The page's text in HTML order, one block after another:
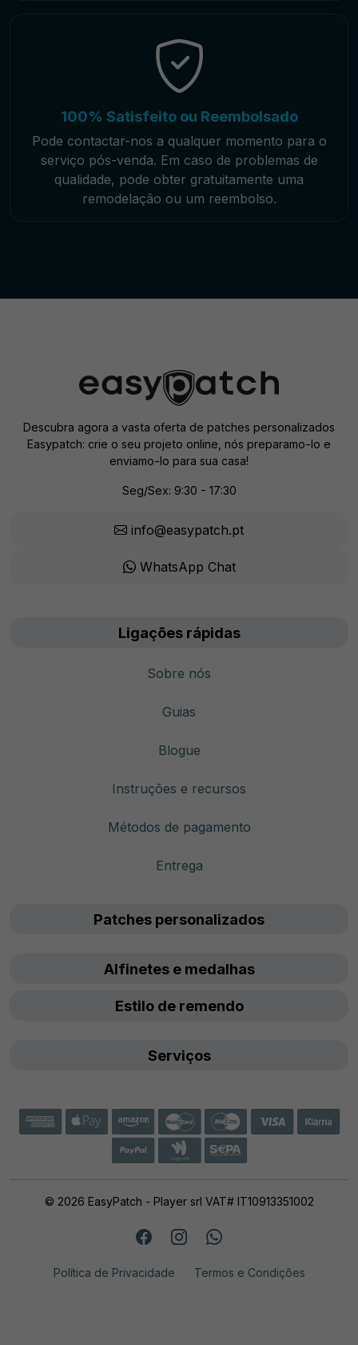
100% Satisfeito ou Reembolsado
Pode contactar-nos a qualquer momento para o
serviço pós-venda. Em caso de problemas de
qualidade, pode obter gratuitamente uma
remodelação ou um reembolso.
Descubra agora a vasta oferta de patches personalizados
Easypatch: crie o seu projeto online, nós preparamo-lo e
enviamo-lo para sua casa!
Seg/Sex: 9:30 - 17:30
info@easypatch.pt
WhatsApp Chat
Ligações rápidas
Sobre nós
Guias
Blogue
Instruções e recursos
Métodos de pagamento
Entrega
Patches personalizados
Alfinetes e medalhas
Estilo de remendo
Serviços
© 2026 EasyPatch - Player srl VAT# IT10913351002
Política de Privacidade Termos e Condições